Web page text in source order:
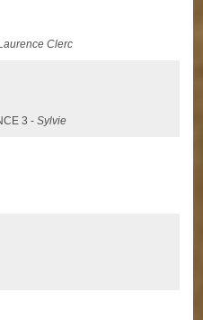
Clerc
3 -Sylvie